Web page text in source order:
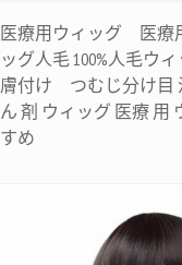
医療用ウィッグ 医療
ッグ人毛 100%人毛ウ
膚付け つむじ分け目
ん 剤 ウィッグ 医療 用
すめ